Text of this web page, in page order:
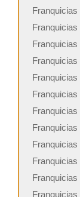
Franquicias